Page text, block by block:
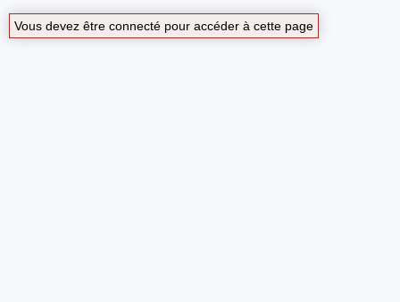
Vous devez être connecté pour accéder à cette page